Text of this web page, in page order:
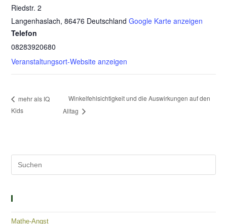
Riedstr. 2
Langenhaslach, 86476 Deutschland Google Karte anzeigen
Telefon
08283920680
Veranstaltungsort-Website anzeigen
mehr als IQ
Kids
Winkelfehlsichtigkeit und die Auswirkungen auf den
Alltag
Mathe-Angst